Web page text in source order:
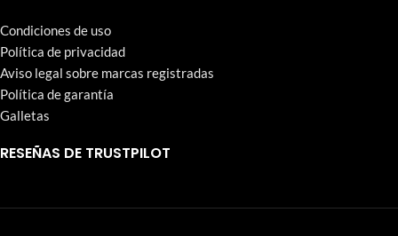
Condiciones de uso
Política de privacidad
Aviso legal sobre marcas registradas
Política de garantía
Galletas
RESEÑAS DE TRUSTPILOT